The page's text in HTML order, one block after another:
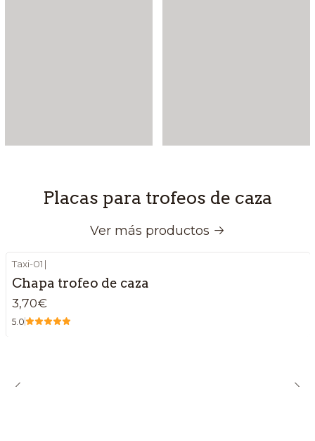
Placas para trofeos de caza
Ver más productos
Taxi-01 |
Chapa trofeo de caza
3,70€
5.0